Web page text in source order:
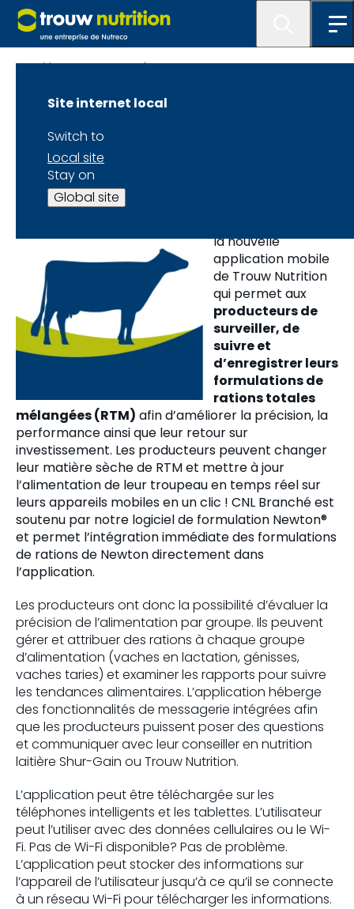
Site internet local
Switch to
Local site
Stay on
Global site
Laitier-Notre approche
CNL Branché
la nouvelle
application mobile
de Trouw Nutrition
qui permet aux
producteurs de
surveiller, de
suivre et
d’enregistrer leurs
formulations de
rations totales
mélangées (RTM) afin d’améliorer la précision, la
performance ainsi que leur retour sur
investissement. Les producteurs peuvent changer
leur matière sèche de RTM et mettre à jour
l’alimentation de leur troupeau en temps réel sur
leurs appareils mobiles en un clic ! CNL Branché est
soutenu par notre logiciel de formulation Newton®
et permet l’intégration immédiate des formulations
de rations de Newton directement dans
l’application.
Les producteurs ont donc la possibilité d’évaluer la
précision de l’alimentation par groupe. Ils peuvent
gérer et attribuer des rations à chaque groupe
d’alimentation (vaches en lactation, génisses,
vaches taries) et examiner les rapports pour suivre
les tendances alimentaires. L’application héberge
des fonctionnalités de messagerie intégrées afin
que les producteurs puissent poser des questions
et communiquer avec leur conseiller en nutrition
laitière Shur-Gain ou Trouw Nutrition.
L’application peut être téléchargée sur les
téléphones intelligents et les tablettes. L’utilisateur
peut l’utiliser avec des données cellulaires ou le Wi-
Fi. Pas de Wi-Fi disponible? Pas de problème.
L’application peut stocker des informations sur
l’appareil de l’utilisateur jusqu’à ce qu’il se connecte
à un réseau Wi-Fi pour télécharger les informations.